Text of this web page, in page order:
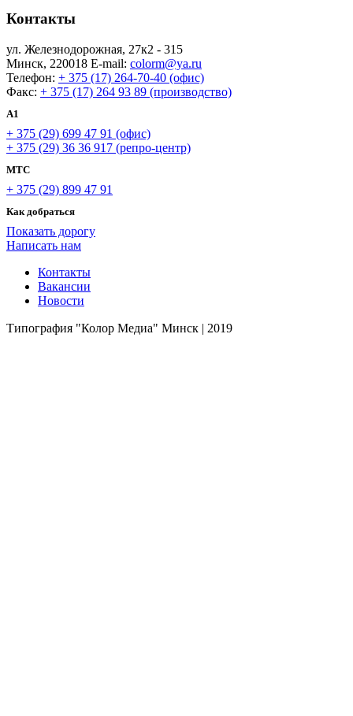
Контакты
ул. Железнодорожная, 27к2 - 315
Минск, 220018 E-mail: colorm@ya.ru
Телефон: + 375 (17) 264-70-40 (офис)
Факс: + 375 (17) 264 93 89 (производство)
A1
+ 375 (29) 699 47 91 (офис)
+ 375 (29) 36 36 917 (репро-центр)
МТС
+ 375 (29) 899 47 91
Как добраться
Показать дорогу
Написать нам
Контакты
Вакансии
Новости
Типография "Колор Медиа" Минск | 2019